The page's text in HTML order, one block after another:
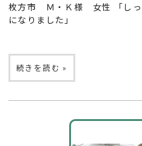
枚方市 Ｍ・Ｋ様 女性 「しっ
になりました」
続きを読む »